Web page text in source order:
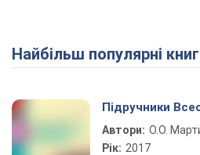
Найбільш популярні
Підручники
Автори: О.О.
Рік: 2017